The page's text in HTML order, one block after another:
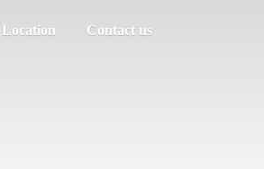
Location Contact us